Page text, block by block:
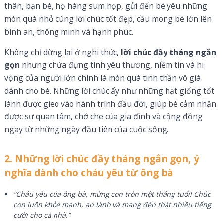
thân, bạn bè, họ hàng sum họp, gửi đến bé yêu những
món quà nhỏ cùng lời chúc tốt đẹp, cầu mong bé lớn lên
bình an, thông minh và hạnh phúc.
Không chỉ dừng lại ở nghi thức, lời chúc đầy tháng ngắn
gọn nhưng chứa đựng tình yêu thương, niềm tin và hi
vọng của người lớn chính là món quà tinh thần vô giá
dành cho bé. Những lời chúc ấy như những hạt giống tốt
lành được gieo vào hành trình đầu đời, giúp bé cảm nhận
được sự quan tâm, chở che của gia đình và cộng đồng
ngay từ những ngày đầu tiên của cuộc sống.
2. Những lời chúc đầy tháng ngắn gọn, ý
nghĩa dành cho cháu yêu từ ông bà
“Cháu yêu của ông bà, mừng con tròn một tháng tuổi! Chúc
con luôn khỏe mạnh, an lành và mang đến thật nhiều tiếng
cười cho cả nhà.”